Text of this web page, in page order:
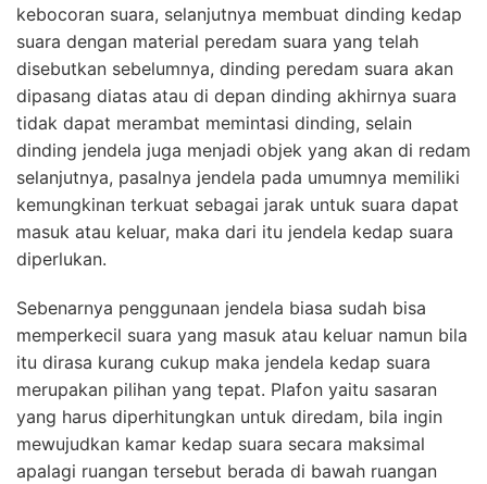
kebocoran suara, selanjutnya membuat dinding kedap
suara dengan material peredam suara yang telah
disebutkan sebelumnya, dinding peredam suara akan
dipasang diatas atau di depan dinding akhirnya suara
tidak dapat merambat memintasi dinding, selain
dinding jendela juga menjadi objek yang akan di redam
selanjutnya, pasalnya jendela pada umumnya memiliki
kemungkinan terkuat sebagai jarak untuk suara dapat
masuk atau keluar, maka dari itu jendela kedap suara
diperlukan.
Sebenarnya penggunaan jendela biasa sudah bisa
memperkecil suara yang masuk atau keluar namun bila
itu dirasa kurang cukup maka jendela kedap suara
merupakan pilihan yang tepat. Plafon yaitu sasaran
yang harus diperhitungkan untuk diredam, bila ingin
mewujudkan kamar kedap suara secara maksimal
apalagi ruangan tersebut berada di bawah ruangan